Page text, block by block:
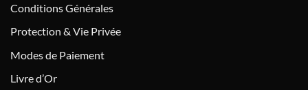
Conditions Générales
Protection & Vie Privée
Modes de Paiement
Livre d’Or